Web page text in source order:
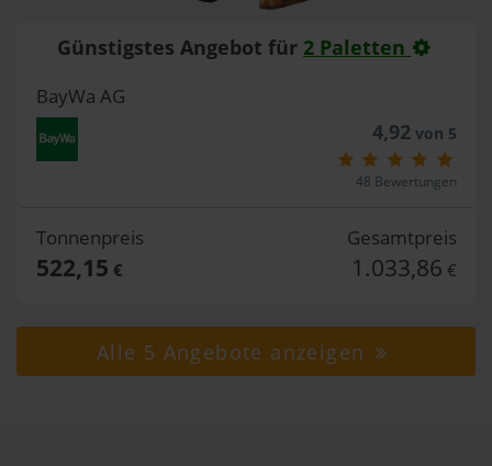
Günstigstes Angebot für 2 Paletten
BayWa AG
4,92von 5
48 Bewertungen
Tonnenpreis
522,15 €
Gesamtpreis
1.033,86 €
Alle 5 Angebote anzeigen